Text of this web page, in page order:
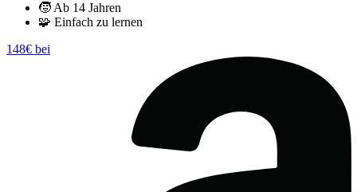
🧒 Ab 14 Jahren
🧩 Einfach zu lernen
148€ bei